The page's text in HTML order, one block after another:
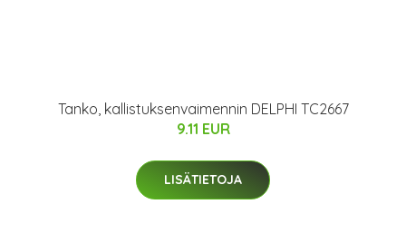
Tanko, kallistuksenvaimennin DELPHI TC2667
9.11 EUR
LISÄTIETOJA